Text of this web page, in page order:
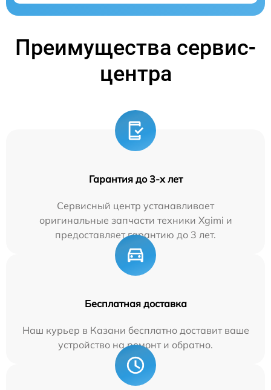
Преимущества сервис-
центра
Гарантия до 3-х лет
Сервисный центр устанавливает
оригинальные запчасти техники Xgimi и
предоставляет гарантию до 3 лет.
Бесплатная доставка
Наш курьер в Казани бесплатно доставит ваше
устройство на ремонт и обратно.